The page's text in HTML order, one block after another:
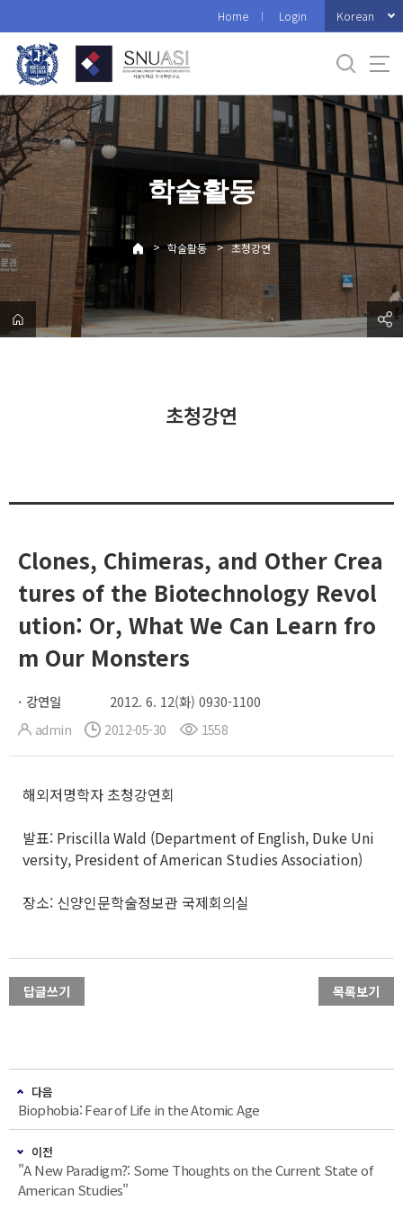
로
메
뉴
Home Login Korean
학술활동
> 학술활동 > 초청강연
초청강연
Clones, Chimeras, and Other Crea
tures of the Biotechnology Revol
ution: Or, What We Can Learn fro
m Our Monsters
강연일 2012. 6. 12(화) 0930-1100
admin 2012-05-30 1558
해외저명학자 초청강연회
발표: Priscilla Wald (Department of English, Duke Uni
versity, President of American Studies Association)
장소: 신양인문학술정보관 국제회의실
답글쓰기 목록보기
다음
Biophobia: Fear of Life in the Atomic Age
이전
"A New Paradigm?: Some Thoughts on the Current State of
American Studies"